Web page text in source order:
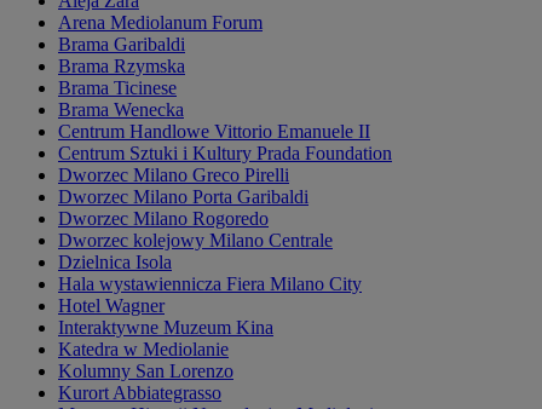
Arena Mediolanum Forum
Brama Garibaldi
Brama Rzymska
Brama Ticinese
Brama Wenecka
Centrum Handlowe Vittorio Emanuele II
Centrum Sztuki i Kultury Prada Foundation
Dworzec Milano Greco Pirelli
Dworzec Milano Porta Garibaldi
Dworzec Milano Rogoredo
Dworzec kolejowy Milano Centrale
Dzielnica Isola
Hala wystawiennicza Fiera Milano City
Hotel Wagner
Interaktywne Muzeum Kina
Katedra w Mediolanie
Kolumny San Lorenzo
Kurort Abbiategrasso